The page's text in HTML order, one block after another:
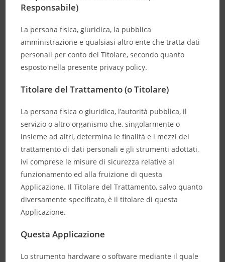
Responsabile)
La persona fisica, giuridica, la pubblica
amministrazione e qualsiasi altro ente che tratta dati
personali per conto del Titolare, secondo quanto
esposto nella presente privacy policy.
Titolare del Trattamento (o Titolare)
La persona fisica o giuridica, l’autorità pubblica, il
servizio o altro organismo che, singolarmente o
insieme ad altri, determina le finalità e i mezzi del
trattamento di dati personali e gli strumenti adottati,
ivi comprese le misure di sicurezza relative al
funzionamento ed alla fruizione di questa
Applicazione. Il Titolare del Trattamento, salvo quanto
diversamente specificato, è il titolare di questa
Applicazione.
Questa Applicazione
Lo strumento hardware o software mediante il quale